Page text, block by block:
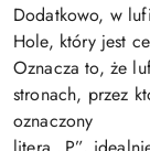
Dodatkowo, w
Hole, który jest
Oznacza to, że
stronach, przez
oznaczony